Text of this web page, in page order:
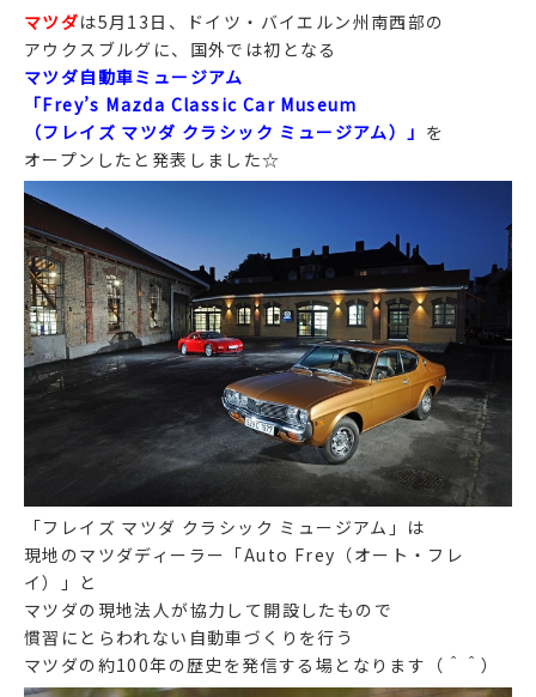
マツダは5月13日、ドイツ・バイエルン州南西部の
アウクスブルグに、国外では初となる
マツダ自動車ミュージアム
「Frey’s Mazda Classic Car Museum
（フレイズ マツダ クラシック ミュージアム）」 を
オープンしたと発表しました☆
「フレイズ マツダ クラシック ミュージアム」は
現地のマツダディーラー「Auto Frey（オート・フレ
イ）」と
マツダの現地法人が協力して開設したもので
慣習にとらわれない自動車づくりを行う
マツダの約100年の歴史を発信する場となります（＾＾）